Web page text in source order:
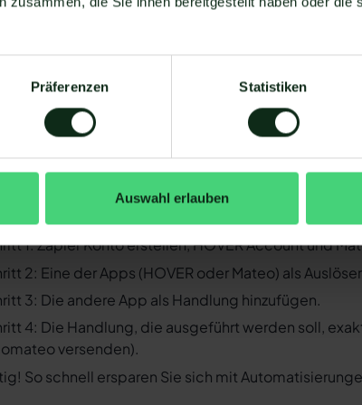
Präferenzen Statistiken
Auswahl erlauben
Messenger ist die Integration nicht möglich.
WhatsApp Business API Anbieter muss die nötige
Längst nicht alle Anbieter der WhatsApp
zu ermöglichen. Mit Mateo stehen Ihnen
die Sie mit WhatsApp verbinden können.
Einrichtungsprozess der Integration je nach dem
allgemein gültige Anleitung. Wir zeigen Ihnen
die Integration von
1: Zapier Konto erstellen, HOVER Account und
2: Eine der Apps (HOVER oder Mateo) als
3: Die andere App als Handlung hinzufügen.
4: Die Handlung, die ausgeführt werden soll,
versenden).
So schnell ersparen Sie sich mit